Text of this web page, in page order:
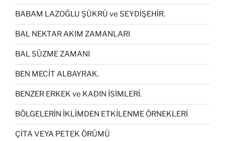
BABAM LAZOĞLU ŞÜKRÜ ve SEYDİŞEHİR.
BAL NEKTAR AKIM ZAMANLARI
BAL SÜZME ZAMANI
BEN MECİT ALBAYRAK.
BENZER ERKEK ve KADIN İSİMLERİ.
BÖLGELERİN İKLİMDEN ETKİLENME ÖRNEKLERİ
ÇİTA VEYA PETEK ÖRÜMÜ